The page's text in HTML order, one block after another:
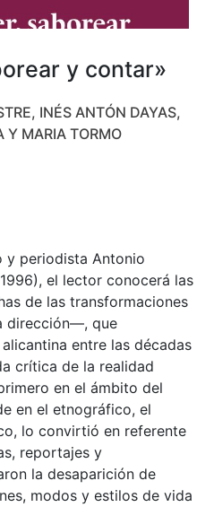
y contar»
INÉS ANTÓN DAYAS,
Y MARIA TORMO
y periodista Antonio
el lector conocerá las
de las transformaciones
dirección—, que
entre las décadas
crítica de la realidad
en el ámbito del
en el etnográfico, el
lo convirtió en referente
reportajes y
la desaparición de
modos y estilos de vida